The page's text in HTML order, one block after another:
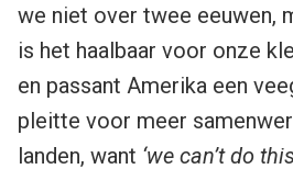
we niet over twee eeuwen,
is het haalbaar voor onze
en passant Amerika een
pleitte voor meer
landen, want ‘we can’t do